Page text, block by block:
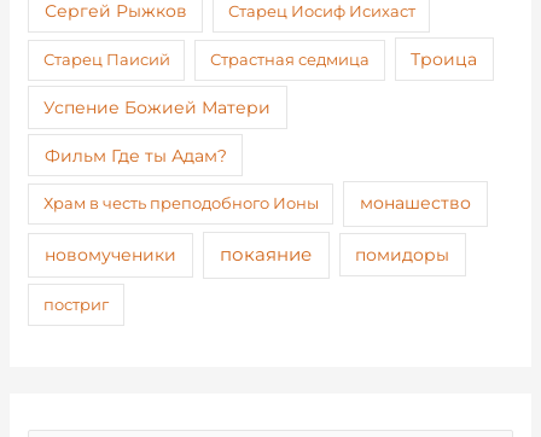
Сергей Рыжков Старец Иосиф Исихаст
Старец Паисий Страстная седмица Троица
Успение Божией Матери
Фильм Где ты Адам?
Храм в честь преподобного Ионы монашество
новомученики покаяние помидоры
постриг